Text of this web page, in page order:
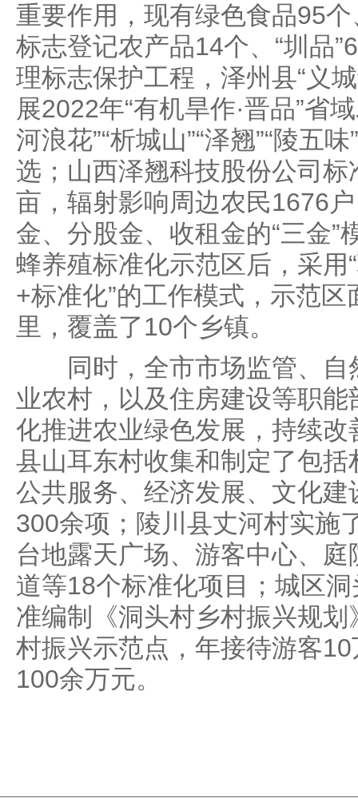
重要作用，现有绿色食品95
标志登记农产品14个、“圳品
理标志保护工程，泽州县“义
展2022年“有机旱作·晋品”省
河浪花”“析城山”“泽翘”“陵五
选；山西泽翘科技股份公司
亩，辐射影响周边农民1676
金、分股金、收租金的“三金”
蜂养殖标准化示范区后，采用
+标准化”的工作模式，示范
里，覆盖了10个乡镇。
同时，全市市场监管、自
业农村，以及住房建设等职
化推进农业绿色发展，持续
县山耳东村收集和制定了包
公共服务、经济发展、文化
300余项；陵川县丈河村实施
台地露天广场、游客中心、
道等18个标准化项目；城区
准编制《洞头村乡村振兴规
村振兴示范点，年接待游客
100余万元。